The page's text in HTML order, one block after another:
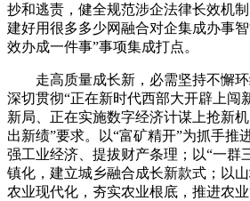
抄和逃责，健全规范涉企法律长效机制
建好用很多多少网融合对企集成办事
效办成一件事”事项集成打点。
走高质量成长新，必需坚持不懈环
深切贯彻“正在新时代西部大开辟上闯
新局、正在实施数字经济计谋上抢新
出新绩”要求。以“富矿精开”为抓手推
强工业经济、提拔财产条理；以“一群
镇化，建立城乡融合成长新款式；以
农业现代化，夯实农业根底，推进农